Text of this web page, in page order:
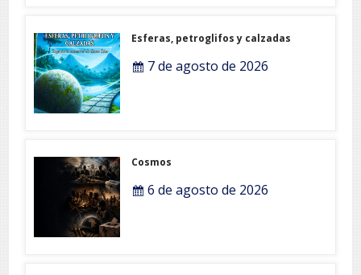
Esferas, petroglifos y calzadas
7 de agosto de 2026
Cosmos
6 de agosto de 2026